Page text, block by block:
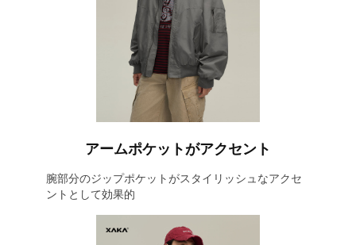
アームポケットがアクセント
腕部分のジップポケットがスタイリッシュなアクセ
ントとして効果的